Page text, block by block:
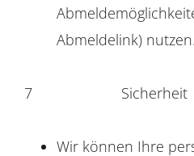
Abmeldelink) nutzen.
7 Sicherheit
Wir können Ihre